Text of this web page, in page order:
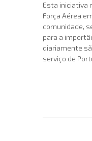
Esta iniciativa
Força Aérea
comunidade,
para a
diariamente
serviço de